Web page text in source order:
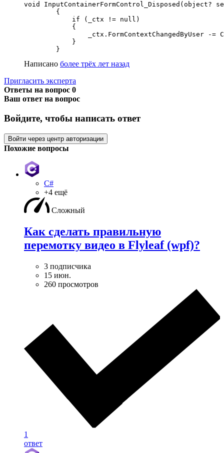
void InputContainerFormControl_Disposed(object?
        {
            if (_ctx != null)
            {
_ctx.FormContextChangedByUser -=
            }
        }
Написано более трёх лет назад
Пригласить эксперта
Ответы на вопрос 0
Ваш ответ на вопрос
Войдите, чтобы написать ответ
Войти через центр авторизации
Похожие вопросы
C#
+4 ещё
Сложный
Как сделать правильную
перемотку видео в Flyleaf (wpf)?
3 подписчика
15 июн.
260 просмотров
1
ответ